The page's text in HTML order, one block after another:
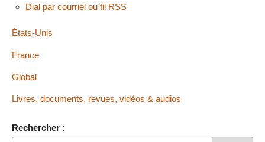
Dial par courriel ou fil RSS
États-Unis
France
Global
Livres, documents, revues, vidéos & audios
Rechercher :